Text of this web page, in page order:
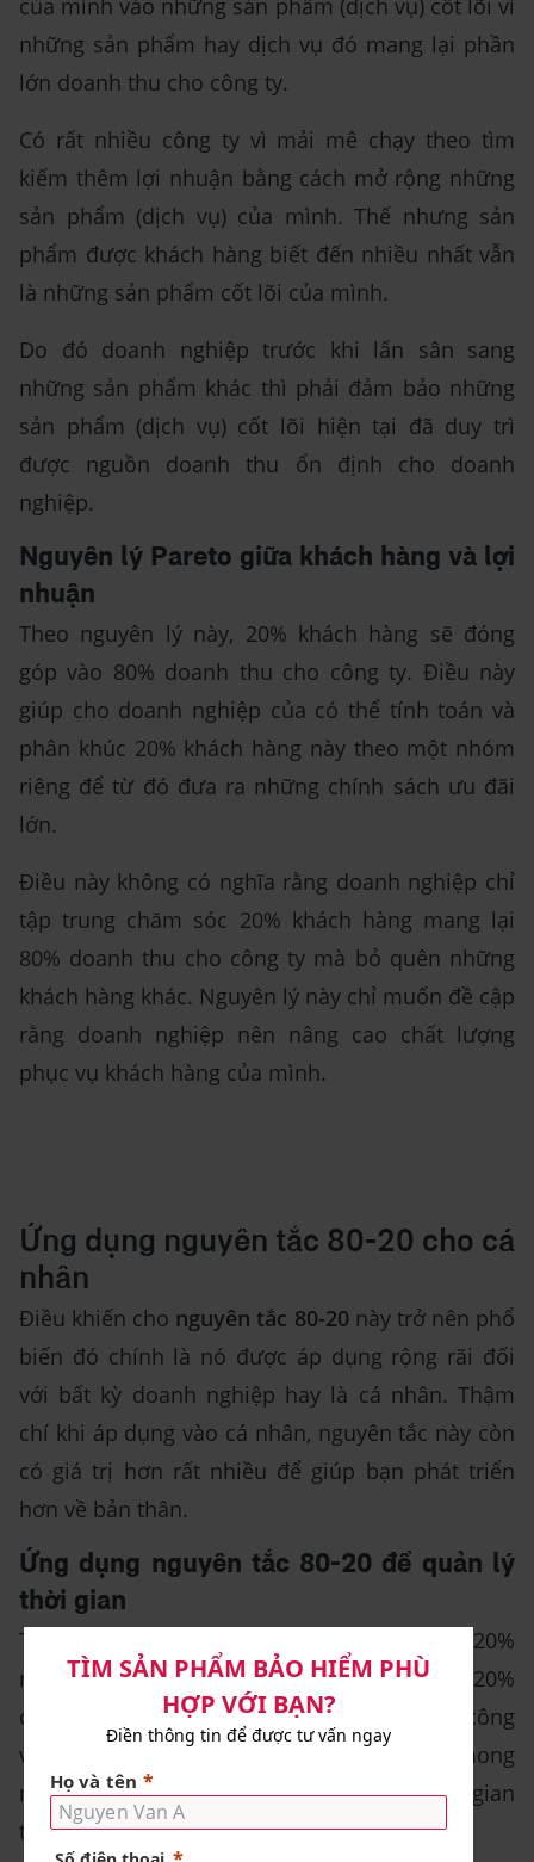
của mình vào những sản phẩm (dịch vụ) cốt lõi vì
những sản phẩm hay dịch vụ đó mang lại phần
lớn doanh thu cho công ty.
Có rất nhiều công ty vì mải mê chạy theo tìm
kiếm thêm lợi nhuận bằng cách mở rộng những
sản phẩm (dịch vụ) của mình. Thế nhưng sản
phẩm được khách hàng biết đến nhiều nhất vẫn
là những sản phẩm cốt lõi của mình.
Do đó doanh nghiệp trước khi lấn sân sang
những sản phẩm khác thì phải đảm bảo những
sản phẩm (dịch vụ) cốt lõi hiện tại đã duy trì
được nguồn doanh thu ổn định cho doanh
nghiệp.
Nguyên lý Pareto giữa khách hàng và lợi
nhuận
Theo nguyên lý này, 20% khách hàng sẽ đóng
góp vào 80% doanh thu cho công ty. Điều này
giúp cho doanh nghiệp của có thể tính toán và
phân khúc 20% khách hàng này theo một nhóm
riêng để từ đó đưa ra những chính sách ưu đãi
lớn.
Điều này không có nghĩa rằng doanh nghiệp chỉ
tập trung chăm sóc 20% khách hàng mang lại
80% doanh thu cho công ty mà bỏ quên những
khách hàng khác. Nguyên lý này chỉ muốn đề cập
rằng doanh nghiệp nên nâng cao chất lượng
phục vụ khách hàng của mình.
Ứng dụng nguyên tắc 80-20 cho cá
nhân
Điều khiến cho nguyên tắc 80-20này trở nên phổ
biến đó chính là nó được áp dụng rộng rãi đối
với bất kỳ doanh nghiệp hay là cá nhân. Thậm
chí khi áp dụng vào cá nhân, nguyên tắc này còn
có giá trị hơn rất nhiều để giúp bạn phát triển
hơn về bản thân.
Ứng dụng nguyên tắc 80-20 để quản lý
thời gian
Theo nguyên tắc này, 80% kết quả sẽ đến từ 20%
nỗ lực. Tức là bạn chỉ cần tập trung vào 20%
công việc quan trọng nhất - đó là những công
việc sẽ mang lại 80% kết quả như bạn mong
muốn. Từ đó giúp bạn có thể phân chia thời gian
tốt hơn để làm việc hiệu quả hơn.